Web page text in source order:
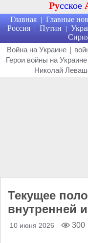
Русское
Главная | Главные
Россия | Путин |
Война на Украине |
Герои войны на Украине
Николай
Текущее
внутренней
10 июня 2026 300